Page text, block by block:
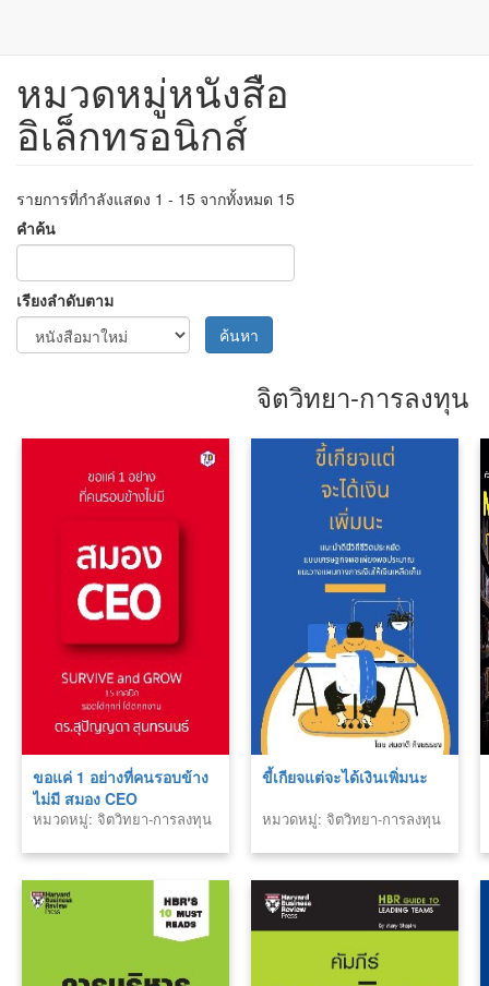
ข้าม
เนื้อหา
หมวดหมู่หนังสือ
อิเล็กทรอนิกส์
รายการที่กำลังแสดง 1 - 15 จากทั้งหมด 15
คำค้น
เรียงลำดับตาม
ค้นหา
จิตวิทยา-การลงทุน
ขอแค่ 1 อย่างที่คนรอบข้าง
ไม่มี สมอง CEO
หมวดหมู่: จิตวิทยา-การลงทุน
ขี้เกียจแต่จะได้เงินเพิ่มนะ
หมวดหมู่: จิตวิทยา-การลงทุน